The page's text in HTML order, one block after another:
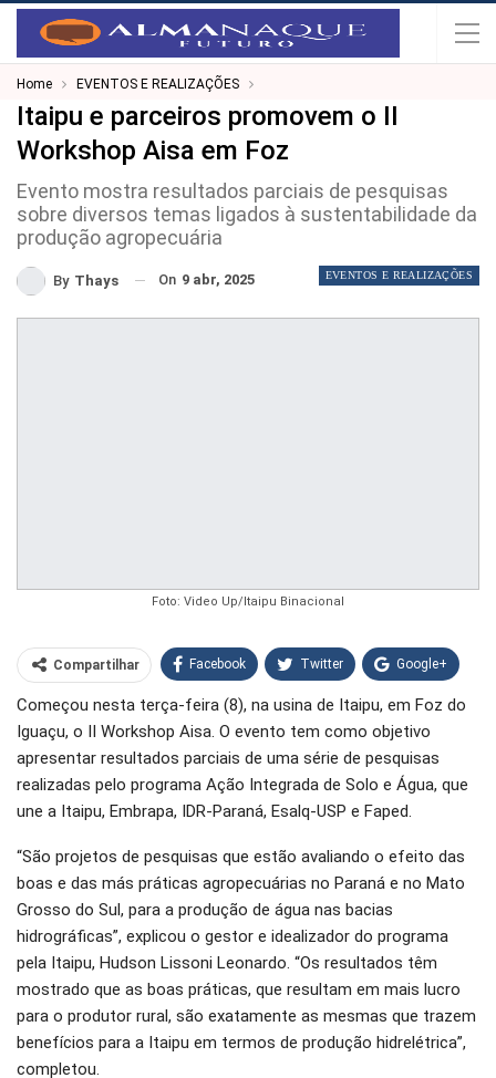
Home EVENTOS E REALIZAÇÕES
Itaipu e parceiros promovem o II
Workshop Aisa em Foz
Evento mostra resultados parciais de pesquisas
sobre diversos temas ligados à sustentabilidade da
produção agropecuária
EVENTOS E REALIZAÇÕES
By Thays On 9 abr, 2025
Foto: Video Up/Itaipu Binacional
Compartilhar Facebook Twitter Google+
WhatsApp Pinterest
Começou nesta terça-feira (8), na usina de Itaipu, em Foz do
Iguaçu, o II Workshop Aisa. O evento tem como objetivo
apresentar resultados parciais de uma série de pesquisas
realizadas pelo programa Ação Integrada de Solo e Água, que
une a Itaipu, Embrapa, IDR-Paraná, Esalq-USP e Faped.
“São projetos de pesquisas que estão avaliando o efeito das
boas e das más práticas agropecuárias no Paraná e no Mato
Grosso do Sul, para a produção de água nas bacias
hidrográficas”, explicou o gestor e idealizador do programa
pela Itaipu, Hudson Lissoni Leonardo. “Os resultados têm
mostrado que as boas práticas, que resultam em mais lucro
para o produtor rural, são exatamente as mesmas que trazem
benefícios para a Itaipu em termos de produção hidrelétrica”,
completou.